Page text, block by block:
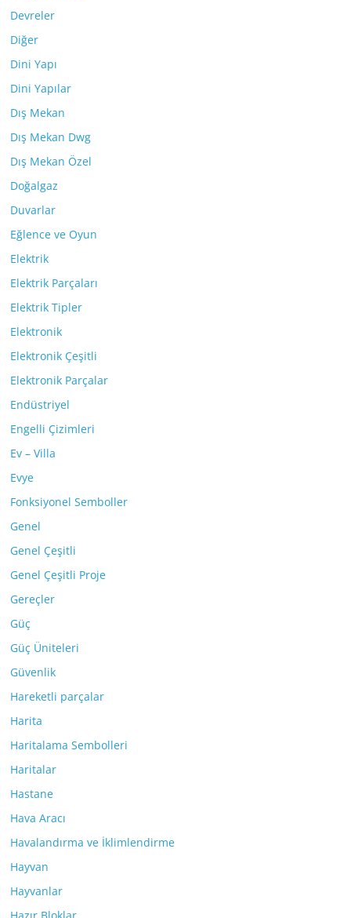
Devreler
Diğer
Dini Yapı
Dini Yapılar
Dış Mekan
Dış Mekan Dwg
Dış Mekan Özel
Doğalgaz
Duvarlar
Eğlence ve Oyun
Elektrik
Elektrik Parçaları
Elektrik Tipler
Elektronik
Elektronik Çeşitli
Elektronik Parçalar
Endüstriyel
Engelli Çizimleri
Ev – Villa
Evye
Fonksiyonel Semboller
Genel
Genel Çeşitli
Genel Çeşitli Proje
Gereçler
Güç
Güç Üniteleri
Güvenlik
Hareketli parçalar
Harita
Haritalama Sembolleri
Haritalar
Hastane
Hava Aracı
Havalandırma ve İklimlendirme
Hayvan
Hayvanlar